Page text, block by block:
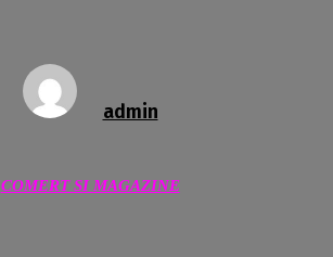
admin
COMERT SI MAGAZINE